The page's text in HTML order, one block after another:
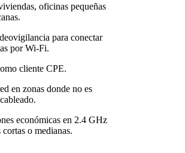
oficinas pequeñas
para conectar
por Wi-Fi.
cliente CPE.
en zonas donde no es
económicas en 2.4 GHz
o medianas.